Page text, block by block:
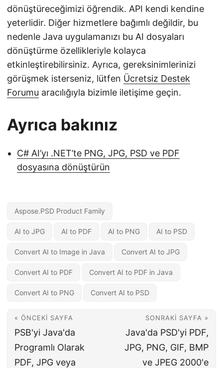
dönüştüreceğimizi öğrendik. API kendi kendine
yeterlidir. Diğer hizmetlere bağımlı değildir, bu
nedenle Java uygulamanızı bu AI dosyaları
dönüştürme özellikleriyle kolayca
etkinleştirebilirsiniz. Ayrıca, gereksinimlerinizi
görüşmek isterseniz, lütfen Ücretsiz Destek
Forumu aracılığıyla bizimle iletişime geçin.
Ayrıca bakınız
C# AI’yı .NET’te PNG, JPG, PSD ve PDF
dosyasına dönüştürün
Aspose.PSD Product Family
AI to JPG AI to PDF AI to PNG AI to PSD
Convert AI to Image in Java Convert AI to JPG
Convert AI to PDF Convert AI to PDF in Java
Convert AI to PNG Convert AI to PSD
« ÖNCEKI SAYFA
PSB'yi Java'da
Programlı Olarak
PDF, JPG veya
SONRAKI SAYFA »
Java'da PSD'yi PDF,
JPG, PNG, GIF, BMP
ve JPEG 2000'e